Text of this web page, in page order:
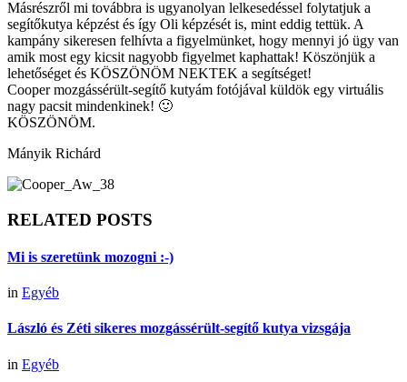
Másrészről mi továbbra is ugyanolyan lelkesedéssel folytatjuk a
segítőkutya képzést és így Oli képzését is, mint eddig tettük. A
kampány sikeresen felhívta a figyelmünket, hogy mennyi jó ügy van
amik most egy kicsit nagyobb figyelmet kaphattak! Köszönjük a
lehetőséget és KÖSZÖNÖM NEKTEK a segítséget!
Cooper mozgássérült-segítő kutyám fotójával küldök egy virtuális
nagy pacsit mindenkinek! 🙂
KÖSZÖNÖM.
Mányik Richárd
RELATED POSTS
Mi is szeretünk mozogni :-)
in Egyéb
László és Zéti sikeres mozgássérült-segítő kutya vizsgája
in Egyéb